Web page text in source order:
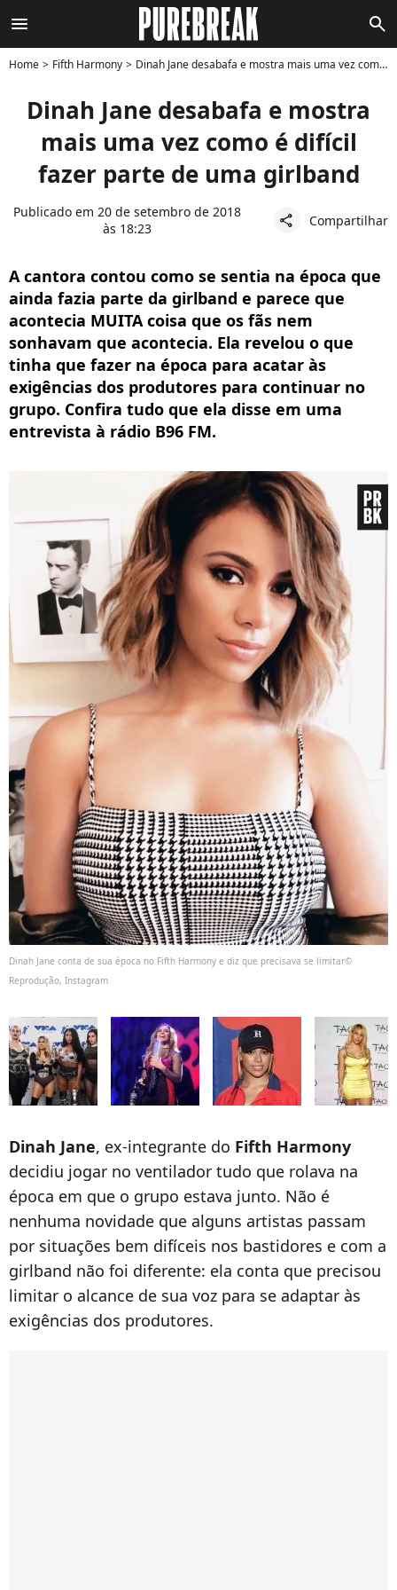
menu search
Home Fifth Harmony Dinah Jane desabafa e mostra mais uma vez como é difícil fazer parte de uma girlband
Dinah Jane desabafa e mostra
mais uma vez como é difícil
fazer parte de uma girlband
Publicado em 20 de setembro de 2018
às 18:23
share Compartilhar
A cantora contou como se sentia na época que
ainda fazia parte da girlband e parece que
acontecia MUITA coisa que os fãs nem
sonhavam que acontecia. Ela revelou o que
tinha que fazer na época para acatar às
exigências dos produtores para continuar no
grupo. Confira tudo que ela disse em uma
entrevista à rádio B96 FM.
Dinah Jane conta de sua época no Fifth Harmony e diz que precisava se limitar©
Reprodução, Instagram
Dinah Jane, ex-integrante do Fifth Harmony
decidiu jogar no ventilador tudo que rolava na
época em que o grupo estava junto. Não é
nenhuma novidade que alguns artistas passam
por situações bem difíceis nos bastidores e com a
girlband não foi diferente: ela conta que precisou
limitar o alcance de sua voz para se adaptar às
exigências dos produtores.